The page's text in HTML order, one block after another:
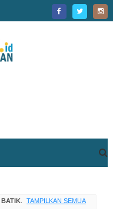
BATIK.
TAMPILKAN SEMUA